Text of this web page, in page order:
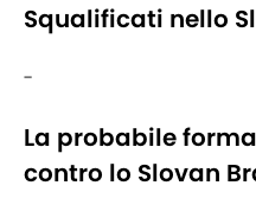
Squalificati nello
-
La probabile
contro lo Slovan